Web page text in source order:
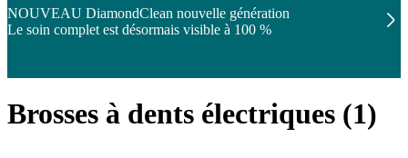
NOUVEAU DiamondClean nouvelle génération
Le soin complet est désormais visible à 100 %
Brosses à dents électriques (1)